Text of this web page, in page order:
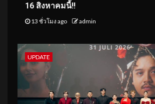
16 สิงหาคมนี้!!
13 ชั่วโมง ago admin
UPDATE